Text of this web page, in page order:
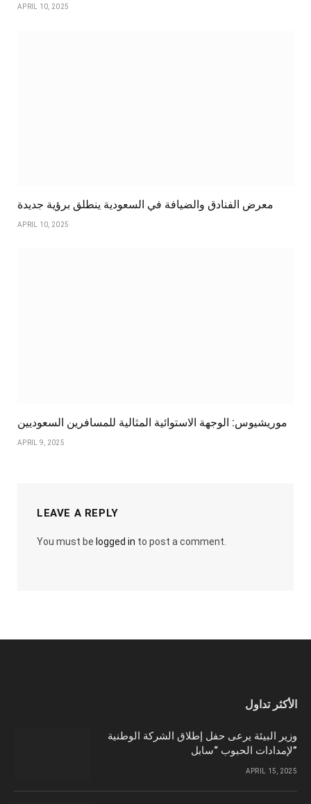
APRIL 10, 2025
معرض الفنادق والضيافة في السعودية ينطلق برؤية جديدة
APRIL 10, 2025
موريشيوس: الوجهة الاستوائية المثالية للمسافرين السعوديين
APRIL 9, 2025
LEAVE A REPLY
You must be logged in to post a comment.
الأكثر تداول
وزير البيئة يرعى حفل إطلاق الشركة الوطنية
لإمدادات الحبوب “سابل”
APRIL 15, 2025